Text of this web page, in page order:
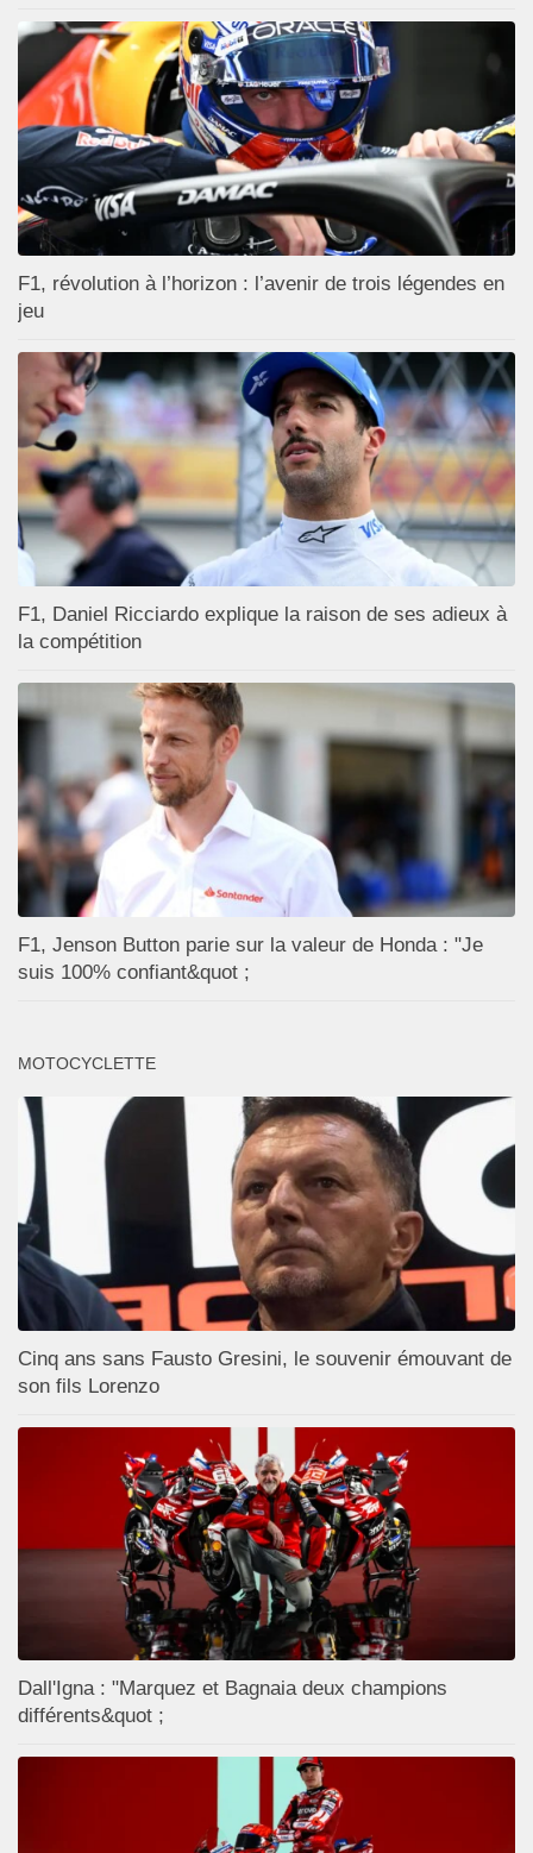
F1, révolution à l’horizon : l’avenir de trois légendes en
jeu
F1, Daniel Ricciardo explique la raison de ses adieux à
la compétition
F1, Jenson Button parie sur la valeur de Honda : "Je
suis 100% confiant&quot ;
MOTOCYCLETTE
Cinq ans sans Fausto Gresini, le souvenir émouvant de
son fils Lorenzo
Dall'Igna : "Marquez et Bagnaia deux champions
différents&quot ;